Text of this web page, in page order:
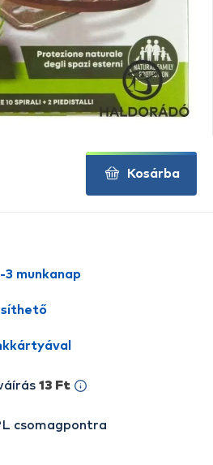
3 munkanap
13 Ft
csomagpontra
Kosárba